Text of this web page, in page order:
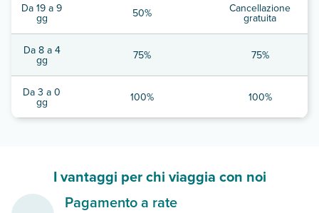
Da 19 a 9
gg 50% Cancellazione
gratuita
Da 8 a 4
gg 75% 75%
Da 3 a 0
gg 100% 100%
I vantaggi per chi viaggia con noi
Pagamento a rate